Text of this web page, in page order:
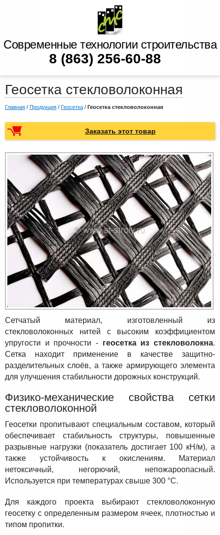
Современные технологии строительства
8 (863) 256-60-88
Геосетка стекловолоконная
Главная / Продукция / Геосетка / Геосетка стекловолоконная
Заказать этот товар
Сетчатый материал, изготовленный из
стекловолоконных нитей с высоким коэффициентом
упругости и прочности - геосетка из стекловолокна.
Сетка находит применение в качестве защитно-
разделительных слоёв, а также армирующего элемента
для улучшения стабильности дорожных конструкций.
Физико-механические свойства сетки
стекловолоконной
Геосетки пропитывают специальным составом, который
обеспечивает стабильность структуры, повышенные
разрывные нагрузки (показатель достигает 100 кН/м), а
также устойчивость к окислениям. Материал
нетоксичный, негорючий, непожароопасный.
Используется при температурах свыше 300 °С.
Для каждого проекта выбирают стекловолоконную
геосетку с определенным размером ячеек, плотностью и
типом пропитки.